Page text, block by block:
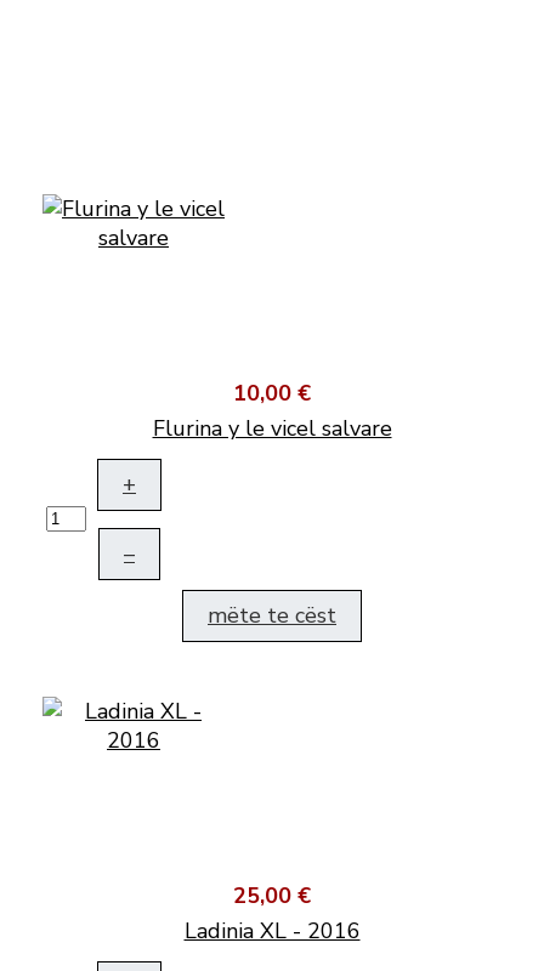
10,00 €
Flurina y le vicel salvare
+
–
mëte te cëst
25,00 €
Ladinia XL - 2016